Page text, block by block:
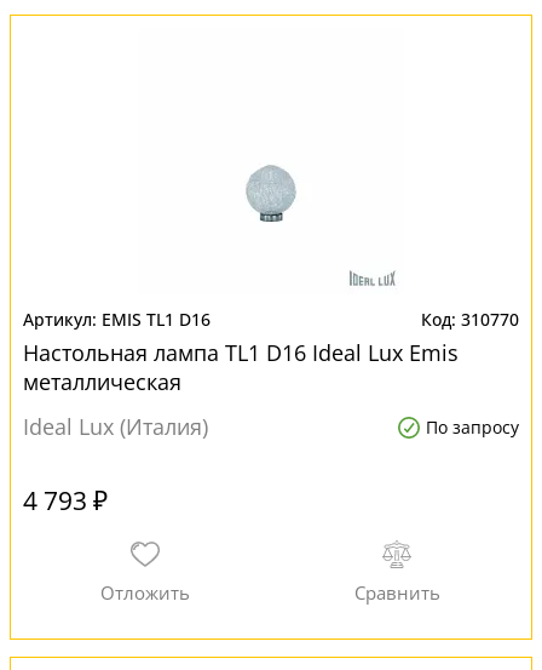
EMIS TL1 D16 310770
Настольная лампа TL1 D16 Ideal Lux Emis
металлическая
Ideal Lux (Италия)
По запросу
4 793 ₽